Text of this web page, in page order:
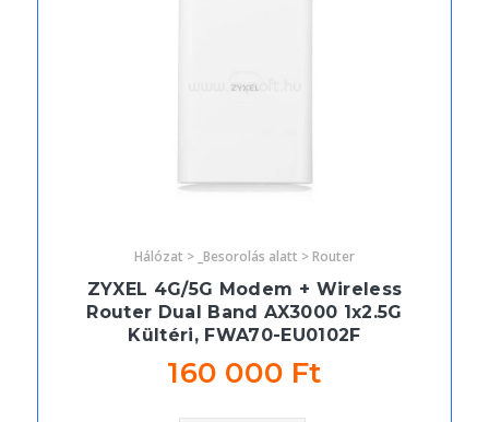
Hálózat > _Besorolás alatt > Router
ZYXEL 4G/5G Modem + Wireless
Router Dual Band AX3000 1x2.5G
Kültéri, FWA70-EU0102F
160 000 Ft